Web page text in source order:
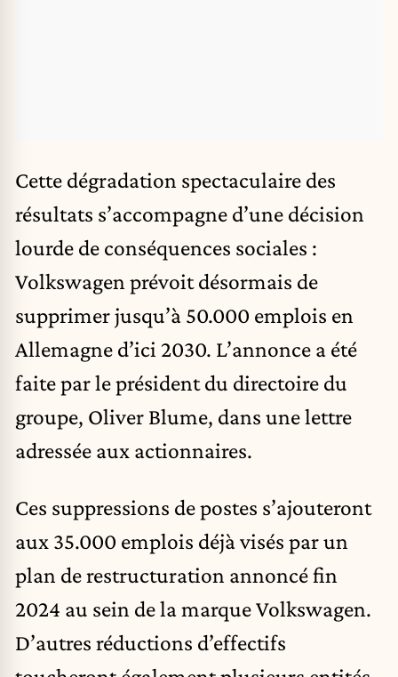
Cette dégradation spectaculaire des
résultats s’accompagne d’une décision
lourde de conséquences sociales :
Volkswagen prévoit désormais de
supprimer jusqu’à 50.000 emplois en
Allemagne d’ici 2030. L’annonce a été
faite par le président du directoire du
groupe, Oliver Blume, dans une lettre
adressée aux actionnaires.
Ces suppressions de postes s’ajouteront
aux 35.000 emplois déjà visés par un
plan de restructuration annoncé fin
2024 au sein de la marqueVolkswagen.
D’autres réductions d’effectifs